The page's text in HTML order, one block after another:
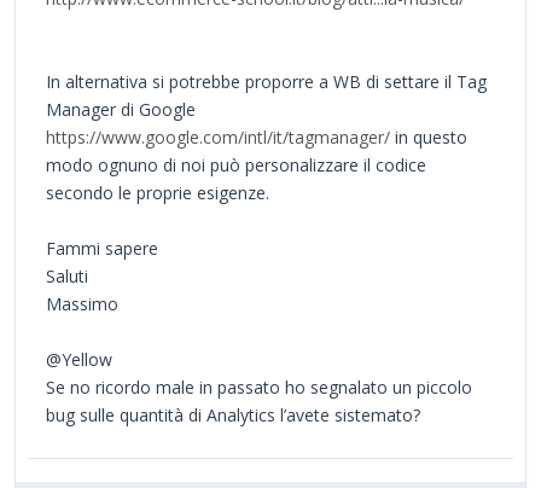
In alternativa si potrebbe proporre a WB di settare il Tag
Manager di Google
https://www.google.com/intl/it/tagmanager/ in questo
modo ognuno di noi può personalizzare il codice
secondo le proprie esigenze.
Fammi sapere
Saluti
Massimo
@Yellow
Se no ricordo male in passato ho segnalato un piccolo
bug sulle quantità di Analytics l’avete sistemato?